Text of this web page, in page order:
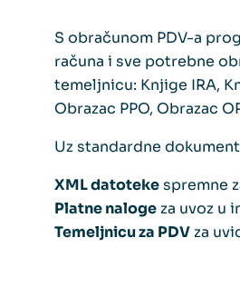
S obračunom PDV-a
računa i sve potrebne
temeljnicu: Knjige IRA,
Obrazac PPO, Obrazac
Uz standardne
XML datotekespremne
Platne nalogeza uvoz u
Temeljnicu za PDVza